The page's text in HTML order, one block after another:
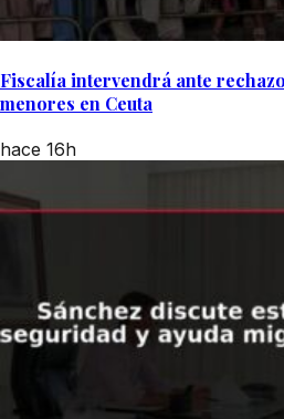
Fiscalía intervendrá ante
menores en Ceuta
hace 16h